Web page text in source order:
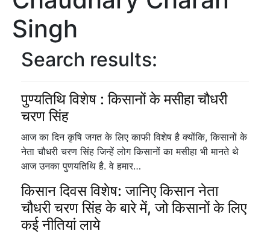
Singh
Search results:
पुण्यतिथि विशेष : किसानों के मसीहा चौधरी
चरण सिंह
आज का दिन कृषि जगत के लिए काफी विशेष है क्योंकि, किसानों के
नेता चौधरी चरण सिंह जिन्हें लोग किसानों का मसीहा भी मानते थे
आज उनका पुणयतिथि है. वे हमार…
किसान दिवस विशेष: जानिए किसान नेता
चौधरी चरण सिंह के बारे में, जो किसानों के लिए
कई नीतियां लाये